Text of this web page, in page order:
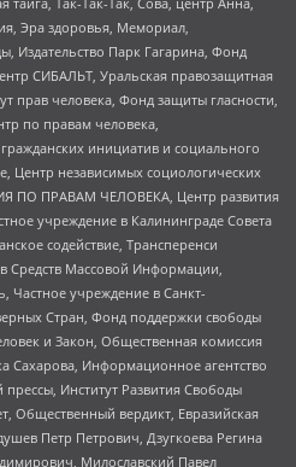
Эра здоровья, Мемориал,
Издательство Парк Гагарина, Фонд
СИБАЛЬТ, Уральская правозащитная
прав человека, Фонд защиты гласности,
по правам человека,
инициатив и социального
Центр независимых социологических
ПО ПРАВАМ ЧЕЛОВЕКА, Центр развития
учреждение в Калининграде Совета
содействие, Трансперенси
Массовой Информации,
Частное учреждение в Санкт-
Стран, Фонд поддержки свободы
и Закон, Общественная комиссия
Сахарова, Информационное агентство
Институт Развития Свободы
Общественный вердикт, Евразийская
Петр Петрович, Дзугкоева Регина
Милославский Павел